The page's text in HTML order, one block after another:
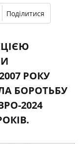
Поділитися
РОКУ
БОРОТЬБУ
2024